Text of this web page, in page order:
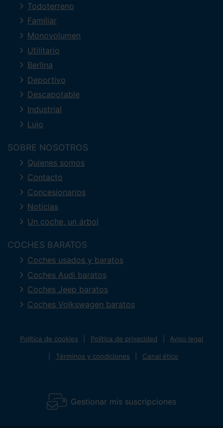
Todoterreno
Familiar
Monovolumen
Utilitario
Berlina
Deportivo
Descapotable
Industrial
Lujo
SOBRE NOSOTROS
Quienes somos
Contacto
Concesionarios
Noticias
Un coche, un árbol
COCHES BARATOS
Coches usados y baratos
Coches Audi baratos
Coches Jeep baratos
Coches Volkswagen baratos
Política de cookies Política de privacidad Aviso legal
Términos y condiciones Canal ético
Gestionar mis suscripciones